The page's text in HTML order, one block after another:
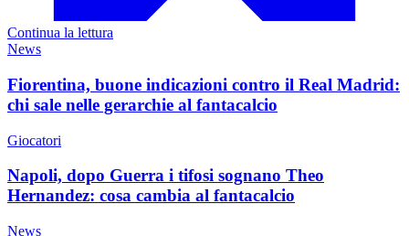
Continua la lettura
News
Fiorentina, buone indicazioni contro il Real Madrid:
chi sale nelle gerarchie al fantacalcio
Giocatori
Napoli, dopo Guerra i tifosi sognano Theo
Hernandez: cosa cambia al fantacalcio
News